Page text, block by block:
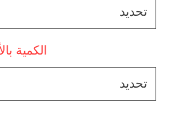
تحديد
الكمية
تحديد